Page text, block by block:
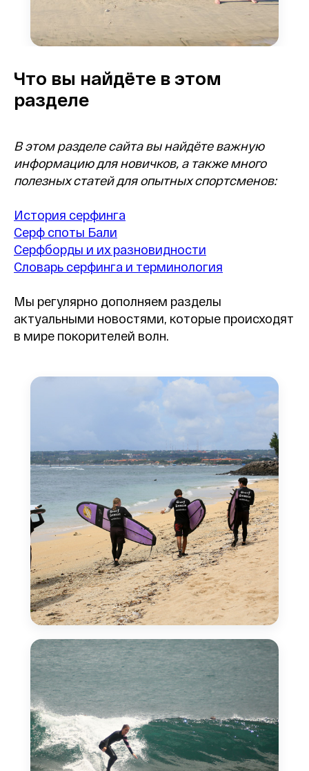
Что вы найдёте в этом
разделе
В этом разделе сайта вы найдёте важную
информацию для новичков, а также много
полезных статей для опытных спортсменов:
История серфинга
Серф споты Бали
Серфборды и их разновидности
Словарь серфинга и терминология
Мы регулярно дополняем разделы
актуальными новостями, которые происходят
в мире покорителей волн.